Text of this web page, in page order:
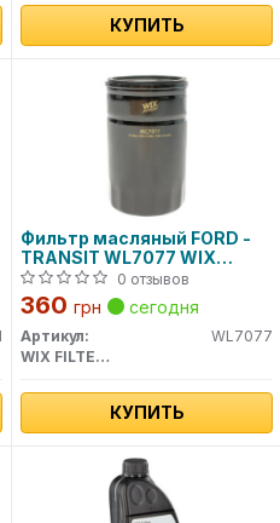
КУПИТЬ
Фильтр масляный FORD -
TRANSIT WL7077 WIX
FILTERS
0 отзывов
360 грн сегодня
Артикул:
WL7077
WIX FILTERS
КУПИТЬ